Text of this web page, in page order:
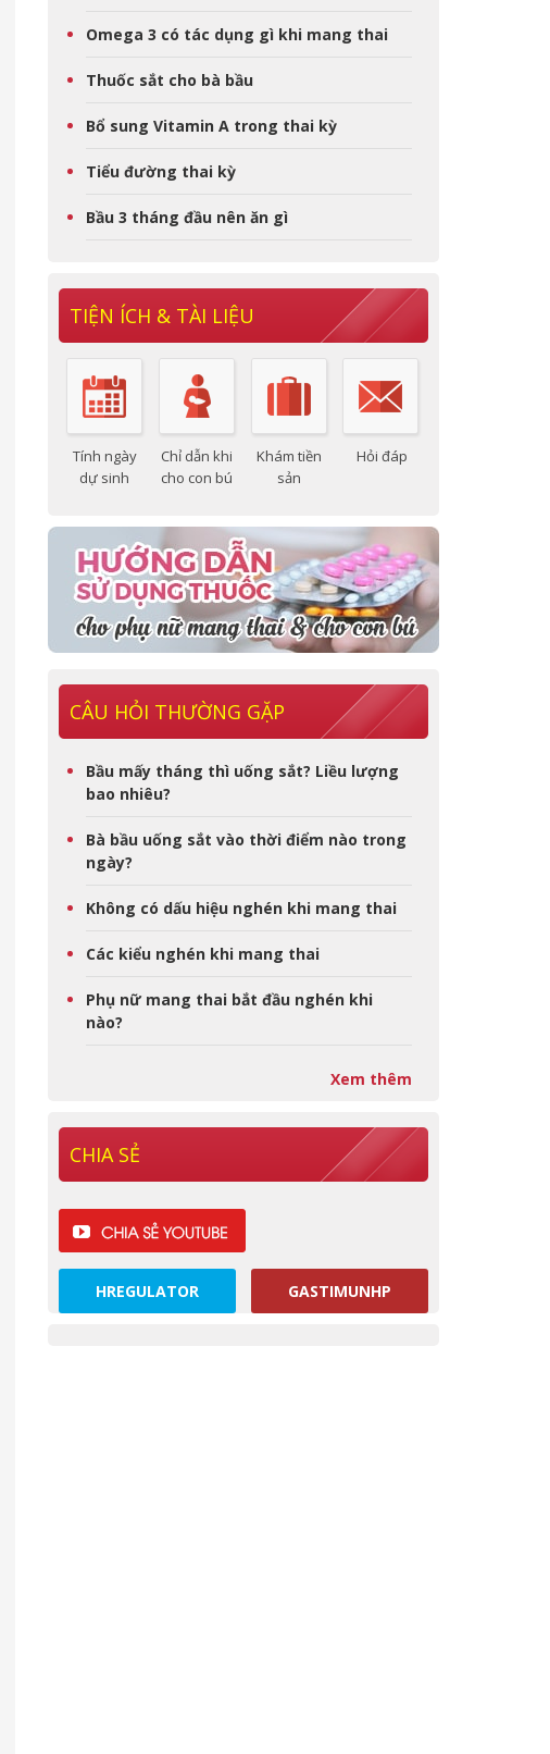
Omega 3 có tác dụng gì khi mang thai
Thuốc sắt cho bà bầu
Bổ sung Vitamin A trong thai kỳ
Tiểu đường thai kỳ
Bầu 3 tháng đầu nên ăn gì
TIỆN ÍCH & TÀI LIỆU
Tính ngày
dự sinh
Chỉ dẫn khi
cho con bú
Khám tiền
sản
Hỏi đáp
CÂU HỎI THƯỜNG GẶP
Bầu mấy tháng thì uống sắt? Liều lượng
bao nhiêu?
Bà bầu uống sắt vào thời điểm nào trong
ngày?
Không có dấu hiệu nghén khi mang thai
Các kiểu nghén khi mang thai
Phụ nữ mang thai bắt đầu nghén khi
nào?
Xem thêm
CHIA SẺ
HREGULATOR GASTIMUNHP